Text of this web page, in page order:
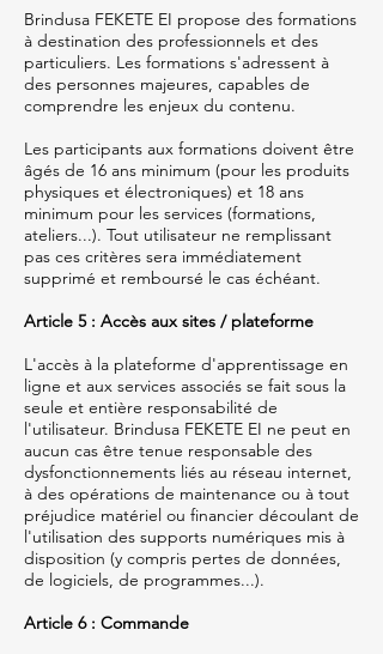
Brindusa FEKETE EI propose des formations
à destination des professionnels et des
particuliers. Les formations s'adressent à
des personnes majeures, capables de
comprendre les enjeux du contenu.
Les participants aux formations doivent être
âgés de 16 ans minimum (pour les produits
physiques et électroniques) et 18 ans
minimum pour les services (formations,
ateliers...). Tout utilisateur ne remplissant
pas ces critères sera immédiatement
supprimé et remboursé le cas échéant.
Article 5 : Accès aux sites / plateforme
L'accès à la plateforme d'apprentissage en
ligne et aux services associés se fait sous la
seule et entière responsabilité de
l'utilisateur. Brindusa FEKETE EI ne peut en
aucun cas être tenue responsable des
dysfonctionnements liés au réseau internet,
à des opérations de maintenance ou à tout
préjudice matériel ou financier découlant de
l'utilisation des supports numériques mis à
disposition (y compris pertes de données,
de logiciels, de programmes...).
Article 6 : Commande